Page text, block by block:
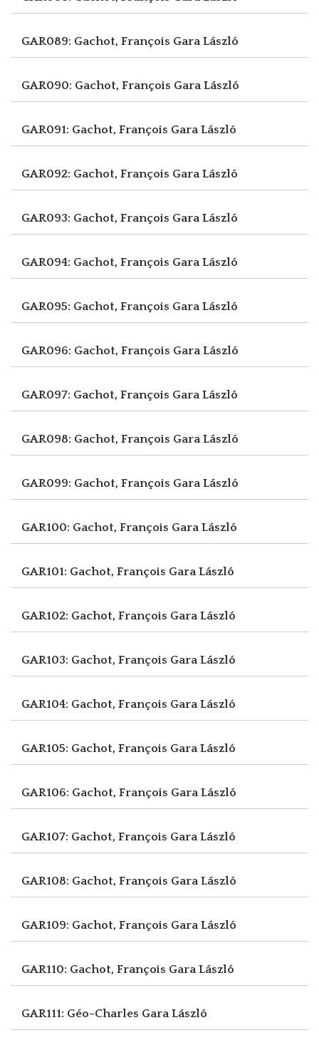
GAR089: Gachot, François Gara László
GAR090: Gachot, François Gara László
GAR091: Gachot, François Gara László
GAR092: Gachot, François Gara László
GAR093: Gachot, François Gara László
GAR094: Gachot, François Gara László
GAR095: Gachot, François Gara László
GAR096: Gachot, François Gara László
GAR097: Gachot, François Gara László
GAR098: Gachot, François Gara László
GAR099: Gachot, François Gara László
GAR100: Gachot, François Gara László
GAR101: Gachot, François Gara László
GAR102: Gachot, François Gara László
GAR103: Gachot, François Gara László
GAR104: Gachot, François Gara László
GAR105: Gachot, François Gara László
GAR106: Gachot, François Gara László
GAR107: Gachot, François Gara László
GAR108: Gachot, François Gara László
GAR109: Gachot, François Gara László
GAR110: Gachot, François Gara László
GAR111: Géo-Charles Gara László